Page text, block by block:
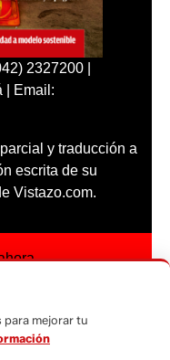
2327200 |
| Email:
y traducción a
escrita de su
Vistazo.com.
para mejorar tu